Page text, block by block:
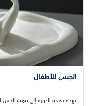
الجبس للأطفال
تهدف هذه الدورة إلى تنمية الحس